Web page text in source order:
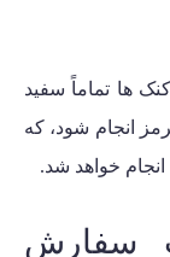
ها تماماً سفید
انجام شود، که
خواهد شد.
سفارش